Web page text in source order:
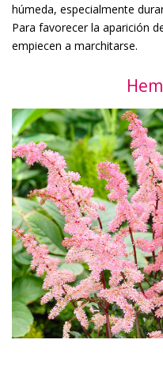
húmeda, especialmente
Para favorecer la aparición
empiecen a marchitarse.